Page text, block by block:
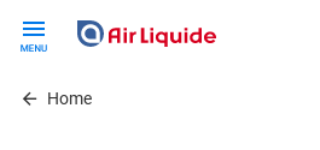
contentHome